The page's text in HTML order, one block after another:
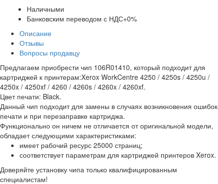
Наличными
Банковским переводом с НДС+0%
Описание
Отзывы
Вопросы продавцу
Предлагаем приобрести чип 106R01410, который подходит для
картриджей к принтерам:Xerox WorkCentre 4250 / 4250s / 4250u /
4250x / 4250xf / 4260 / 4260s / 4260x / 4260xf.
Цвет печати: Black.
Данный чип подходит для замены в случаях возникновения ошибок
печати и при перезаправке картриджа.
Функционально он ничем не отличается от оригинальной модели,
обладает следующими характеристиками:
имеет рабочий ресурс 25000 страниц;
соответствует параметрам для картриджей принтеров Xerox.
Доверяйте установку чипа только квалифицированным
специалистам!